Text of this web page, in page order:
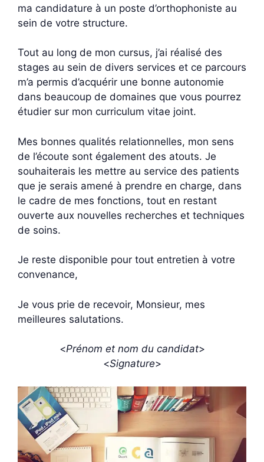
ma candidature à un poste d’orthophoniste au
sein de votre structure.
Tout au long de mon cursus, j’ai réalisé des
stages au sein de divers services et ce parcours
m’a permis d’acquérir une bonne autonomie
dans beaucoup de domaines que vous pourrez
étudier sur mon curriculum vitae joint.
Mes bonnes qualités relationnelles, mon sens
de l’écoute sont également des atouts. Je
souhaiterais les mettre au service des patients
que je serais amené à prendre en charge, dans
le cadre de mes fonctions, tout en restant
ouverte aux nouvelles recherches et techniques
de soins.
Je reste disponible pour tout entretien à votre
convenance,
Je vous prie de recevoir, Monsieur, mes
meilleures salutations.
<Prénom et nom du candidat>
<Signature>